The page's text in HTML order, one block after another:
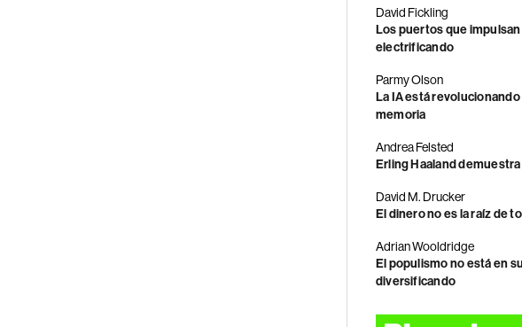
David Fickling
Los puertos que
electrificando
Parmy Olson
La IA está
memoria
Andrea Felsted
Erling Haaland
David M. Drucker
El dinero no es la raíz de
Adrian Wooldridge
El populismo no está en
diversificando